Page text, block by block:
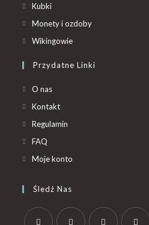
Kubki
Monety i ozdoby
Wikingowie
Przydatne Linki
O nas
Kontakt
Regulamin
FAQ
Moje konto
Śledź Nas